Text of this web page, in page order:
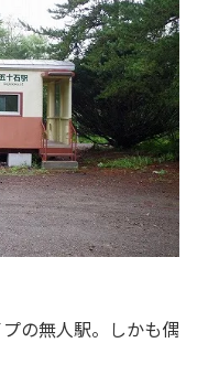
の無人駅。しかも偶